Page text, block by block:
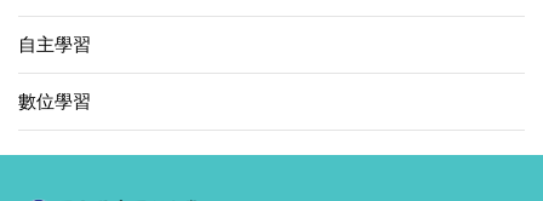
自主學習
數位學習